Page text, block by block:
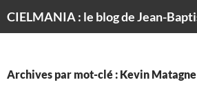
Archives par mot-clé : Kevin Matagne